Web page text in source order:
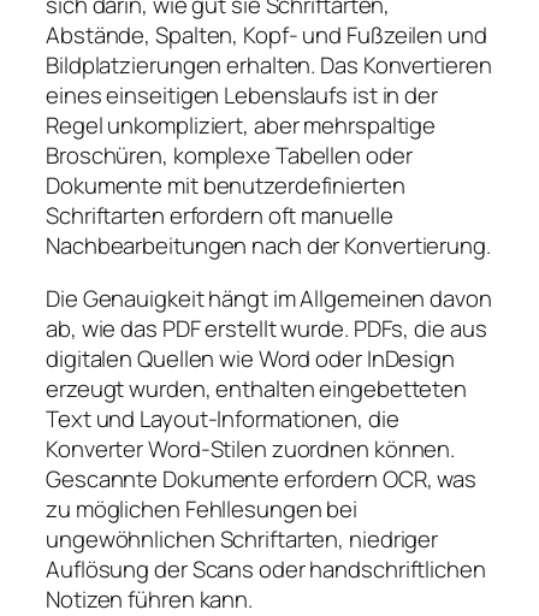
Abstände, Spalten, Kopf- und Fußzeilen und
Bildplatzierungen erhalten. Das Konvertieren
eines einseitigen Lebenslaufs ist in der
Regel unkompliziert, aber mehrspaltige
Broschüren, komplexe Tabellen oder
Dokumente mit benutzerdefinierten
Schriftarten erfordern oft manuelle
Nachbearbeitungen nach der Konvertierung.
Die Genauigkeit hängt im Allgemeinen davon
ab, wie das PDF erstellt wurde. PDFs, die aus
digitalen Quellen wie Word oder InDesign
erzeugt wurden, enthalten eingebetteten
Text und Layout-Informationen, die
Konverter Word-Stilen zuordnen können.
Gescannte Dokumente erfordern OCR, was
zu möglichen Fehllesungen bei
ungewöhnlichen Schriftarten, niedriger
Auflösung der Scans oder handschriftlichen
Notizen führen kann.